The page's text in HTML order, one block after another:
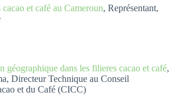
et café au Cameroun, Représentant,
géographique dans les filieres cacao et café,
Directeur Technique au Conseil
et du Café (CICC)